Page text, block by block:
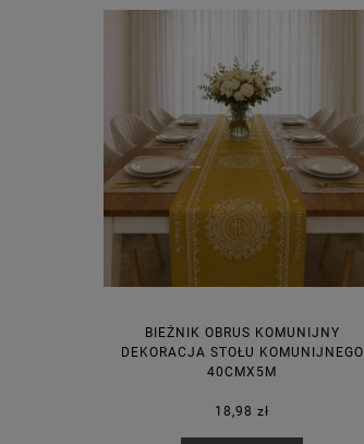
BIEŻNIK OBRUS KOMUNIJNY
DEKORACJA STOŁU KOMUNIJNEGO
40CMX5M
18,98 zł